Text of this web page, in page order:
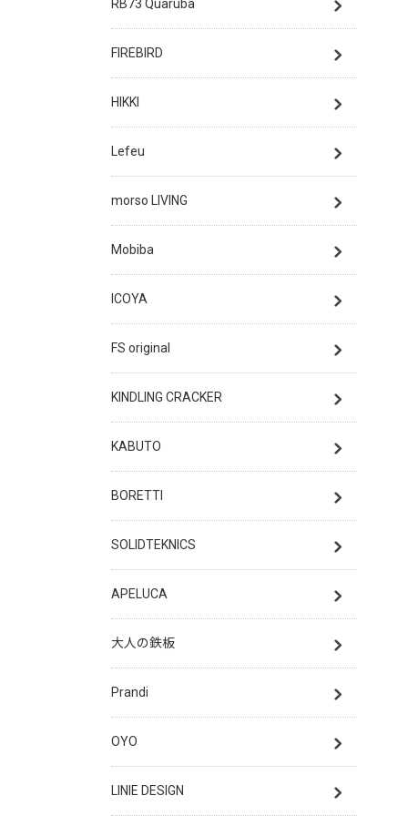
RB73 Quaruba
FIREBIRD
HIKKI
Lefeu
morso LIVING
Mobiba
ICOYA
FS original
KINDLING CRACKER
KABUTO
BORETTI
SOLIDTEKNICS
APELUCA
大人の鉄板
Prandi
OYO
LINIE DESIGN